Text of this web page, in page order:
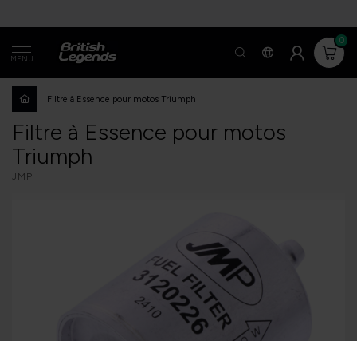
MENU
0
Filtre à Essence pour motos Triumph
Filtre à Essence pour motos
Triumph
JMP